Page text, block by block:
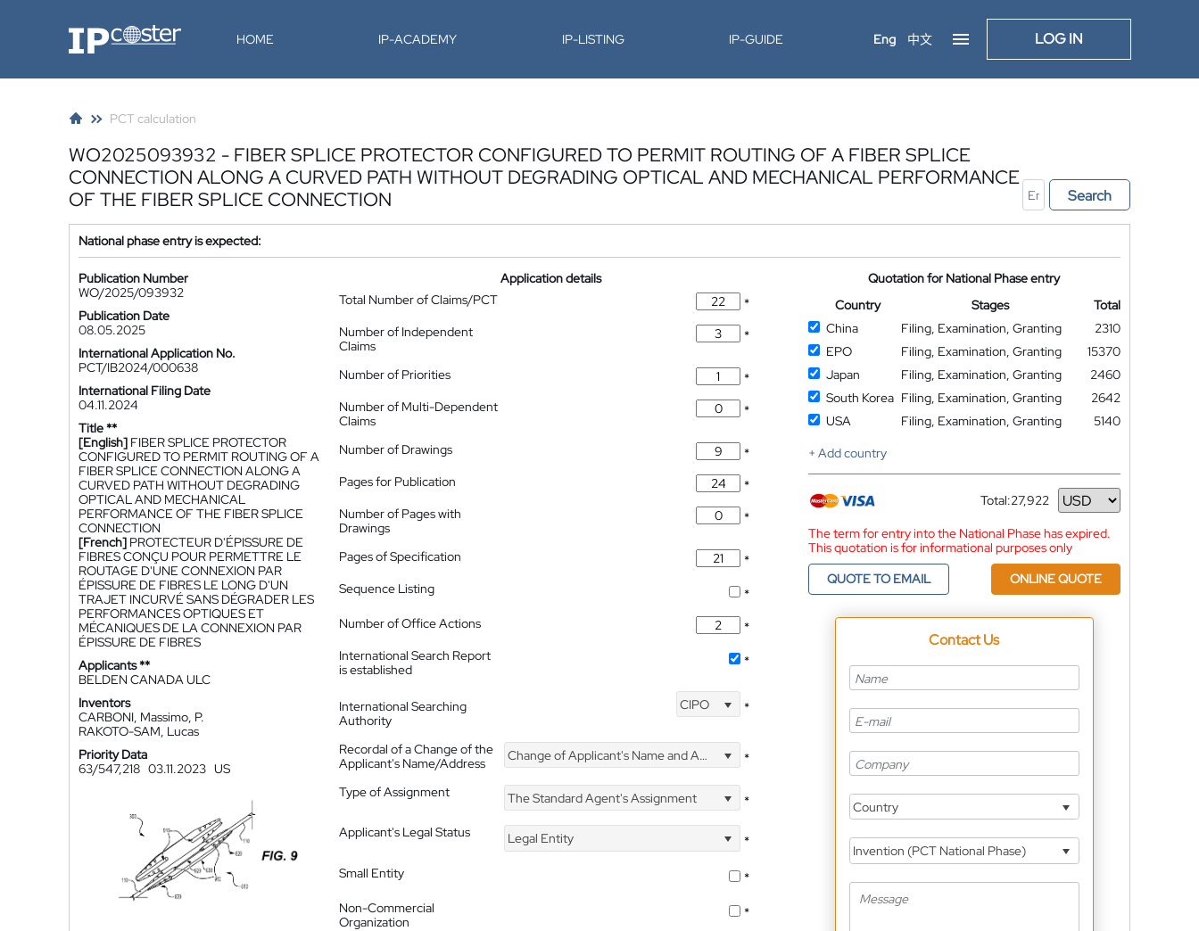
IP-Coster HOME IP-ACADEMY IP-LISTING IP-GUIDE Eng 中文 LOG IN
PCT calculation
WO2025093932 - FIBER SPLICE PROTECTOR CONFIGURED TO PERMIT ROUTING OF A FIBER SPLICE
CONNECTION ALONG A CURVED PATH WITHOUT DEGRADING OPTICAL AND MECHANICAL PERFORMANCE
OF THE FIBER SPLICE CONNECTION
Search
National phase entry is expected:
Publication Number
WO/2025/093932
Publication Date
08.05.2025
International Application No.
PCT/IB2024/000638
International Filing Date
04.11.2024
Title **
[English] FIBER SPLICE PROTECTOR
CONFIGURED TO PERMIT ROUTING OF A
FIBER SPLICE CONNECTION ALONG A
CURVED PATH WITHOUT DEGRADING
OPTICAL AND MECHANICAL
PERFORMANCE OF THE FIBER SPLICE
CONNECTION
[French] PROTECTEUR D'ÉPISSURE DE
FIBRES CONÇU POUR PERMETTRE LE
ROUTAGE D'UNE CONNEXION PAR
ÉPISSURE DE FIBRES LE LONG D'UN
TRAJET INCURVÉ SANS DÉGRADER LES
PERFORMANCES OPTIQUES ET
MÉCANIQUES DE LA CONNEXION PAR
ÉPISSURE DE FIBRES
Applicants **
BELDEN CANADA ULC
Inventors
CARBONI, Massimo, P.
RAKOTO-SAM, Lucas
Priority Data
63/547,218 03.11.2023 US
Application details
Total Number of Claims/PCT
*
Number of Independent
Claims
*
Number of Priorities
*
Number of Multi-Dependent
Claims
*
Number of Drawings
*
Pages for Publication
*
Number of Pages with
Drawings
*
Pages of Specification
*
Sequence Listing
*
Number of Office Actions
*
International Search Report
is established
*
International Searching
Authority
CIPO *
Recordal of a Change of the
Applicant's Name/Address
Change of Applicant's Name and Address *
Type of Assignment The Standard Agent's Assignment
*
Applicant's Legal Status
Legal Entity
*
Small Entity
*
Non-Commercial
Organization
*
Quotation for National Phase entry
Country
Stages
Total
China
Filing, Examination, Granting
2310
EPO
Filing, Examination, Granting
15370
Japan
Filing, Examination, Granting
2460
South Korea Filing, Examination, Granting
2642
USA
Filing, Examination, Granting
5140
+ Add country
Total:27,922
Currency
The term for entry into the National Phase has expired.
This quotation is for informational purposes only
QUOTE TO EMAIL
ONLINE QUOTE
Contact Us
Country
Invention (PCT National Phase)